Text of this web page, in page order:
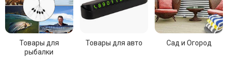
Товары для
рыбалки
Товары для авто Сад и Огород